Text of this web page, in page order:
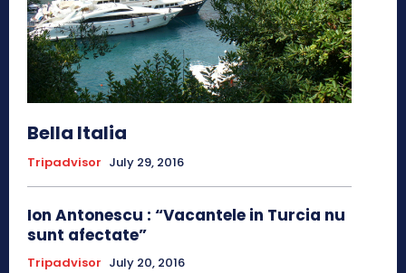
Bella Italia
Tripadvisor July 29, 2016
Ion Antonescu : “Vacantele in Turcia nu
sunt afectate”
Tripadvisor July 20, 2016